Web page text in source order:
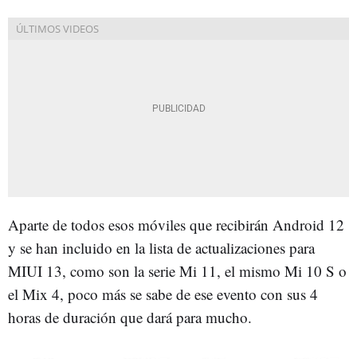
Aparte de todos esos móviles que recibirán Android 12
y se han incluido en la lista de actualizaciones para
MIUI 13, como son la serie Mi 11, el mismo Mi 10 S o
el Mix 4, poco más se sabe de ese evento con sus 4
horas de duración que dará para mucho.